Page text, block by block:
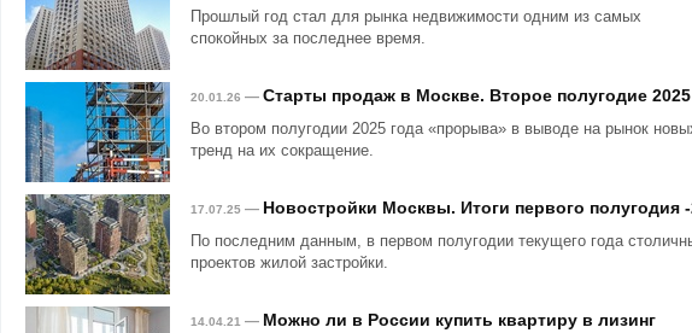
Прошлый год стал для рынка недвижимости одним из самых
спокойных за последнее время.
20.01.26 — Старты продаж в Москве. Второе полугодие 2025
Во втором полугодии 2025 года «прорыва» в выводе на рынок
тренд на их сокращение.
17.07.25 — Новостройки Москвы. Итоги первого полугодия
По последним данным, в первом полугодии текущего года
проектов жилой застройки.
14.04.21 — Можно ли в России купить квартиру в лизинг